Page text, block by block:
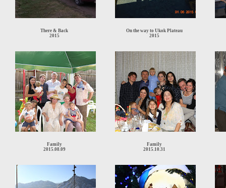
There & Back
2015
On the way to Ukok Plateau
2015
Family
2015.08.09
Family
2015.10.31